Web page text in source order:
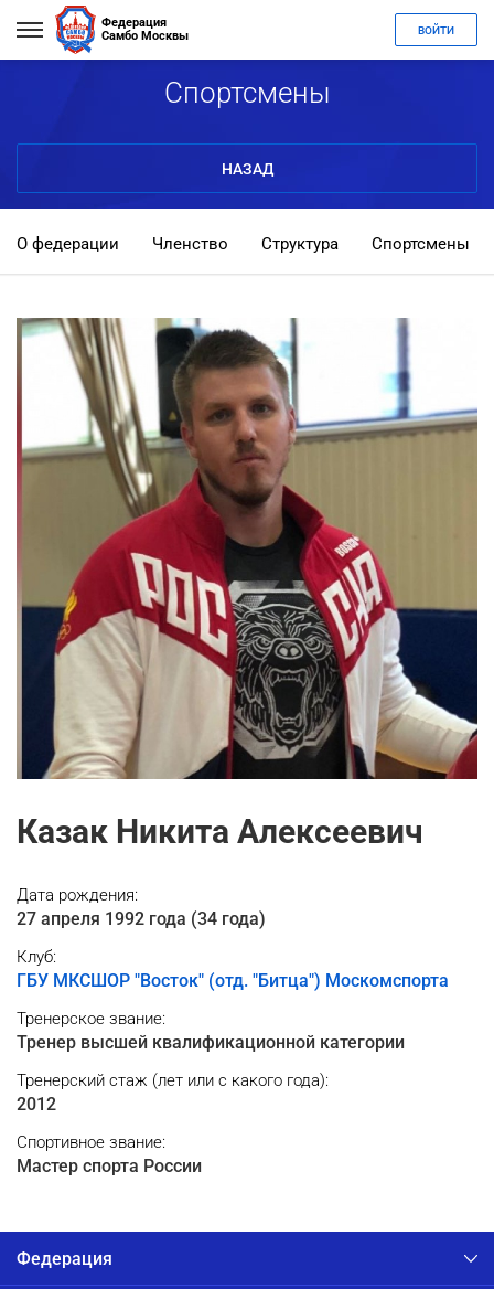
Федерация
Самбо Москвы
ВОЙТИ
Спортсмены
НАЗАД
О федерации Членство Структура Спортсмены
Казак Никита Алексеевич
Дата рождения:
27 апреля 1992 года (34 года)
Клуб:
ГБУ МКСШОР "Восток" (отд. "Битца") Москомспорта
Тренерское звание:
Тренер высшей квалификационной категории
Тренерский cтаж (лет или с какого года):
2012
Спортивное звание:
Мастер спорта России
Федерация